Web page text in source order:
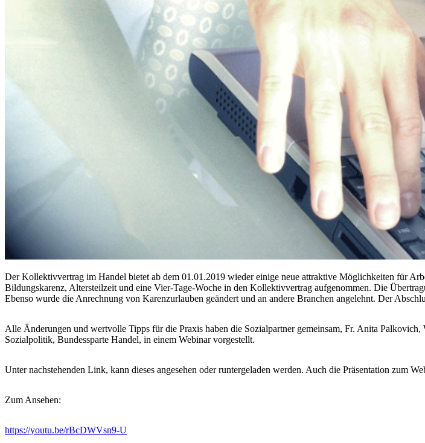
Der Kollektivvertrag im Handel bietet ab dem 01.01.2019 wieder einige neue attraktive Möglichkeiten für
Bildungskarenz, Altersteilzeit und eine Vier-Tage-Woche in den Kollektivvertrag aufgenommen. Die
Ebenso wurde die Anrechnung von Karenzurlauben geändert und an andere Branchen angelehnt. Der
Alle Änderungen und wertvolle Tipps für die Praxis haben die Sozialpartner gemeinsam, Fr. Anita
Sozialpolitik, Bundessparte Handel, in einem Webinar vorgestellt.
Unter nachstehenden Link, kann dieses angesehen oder runtergeladen werden. Auch die Präsentation zum
Zum Ansehen:
https://youtu.be/rBcDWVsn9-U